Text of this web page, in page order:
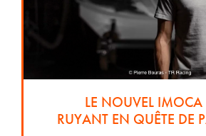
LE NOUVEL
RUYANT EN QUÊTE DE